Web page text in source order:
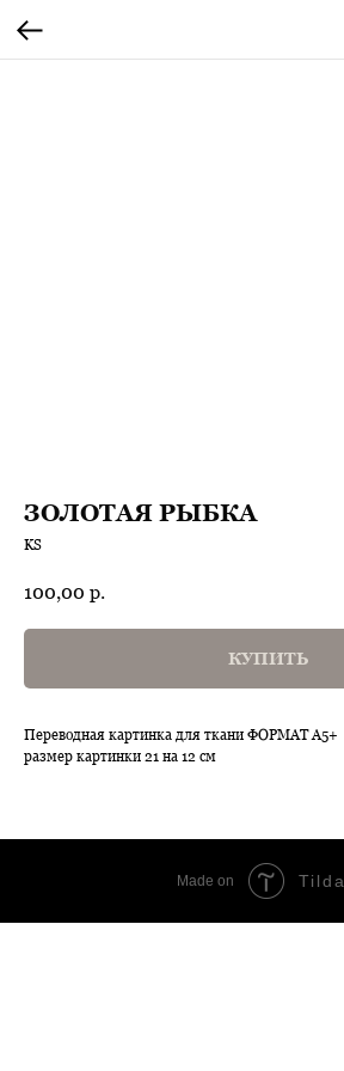
ЗОЛОТАЯ РЫБКА
KS
100,00 р.
КУПИТЬ
Переводная картинка для ткани ФОРМАТ А5+
размер картинки 21 на 12 см
Made on Tilda